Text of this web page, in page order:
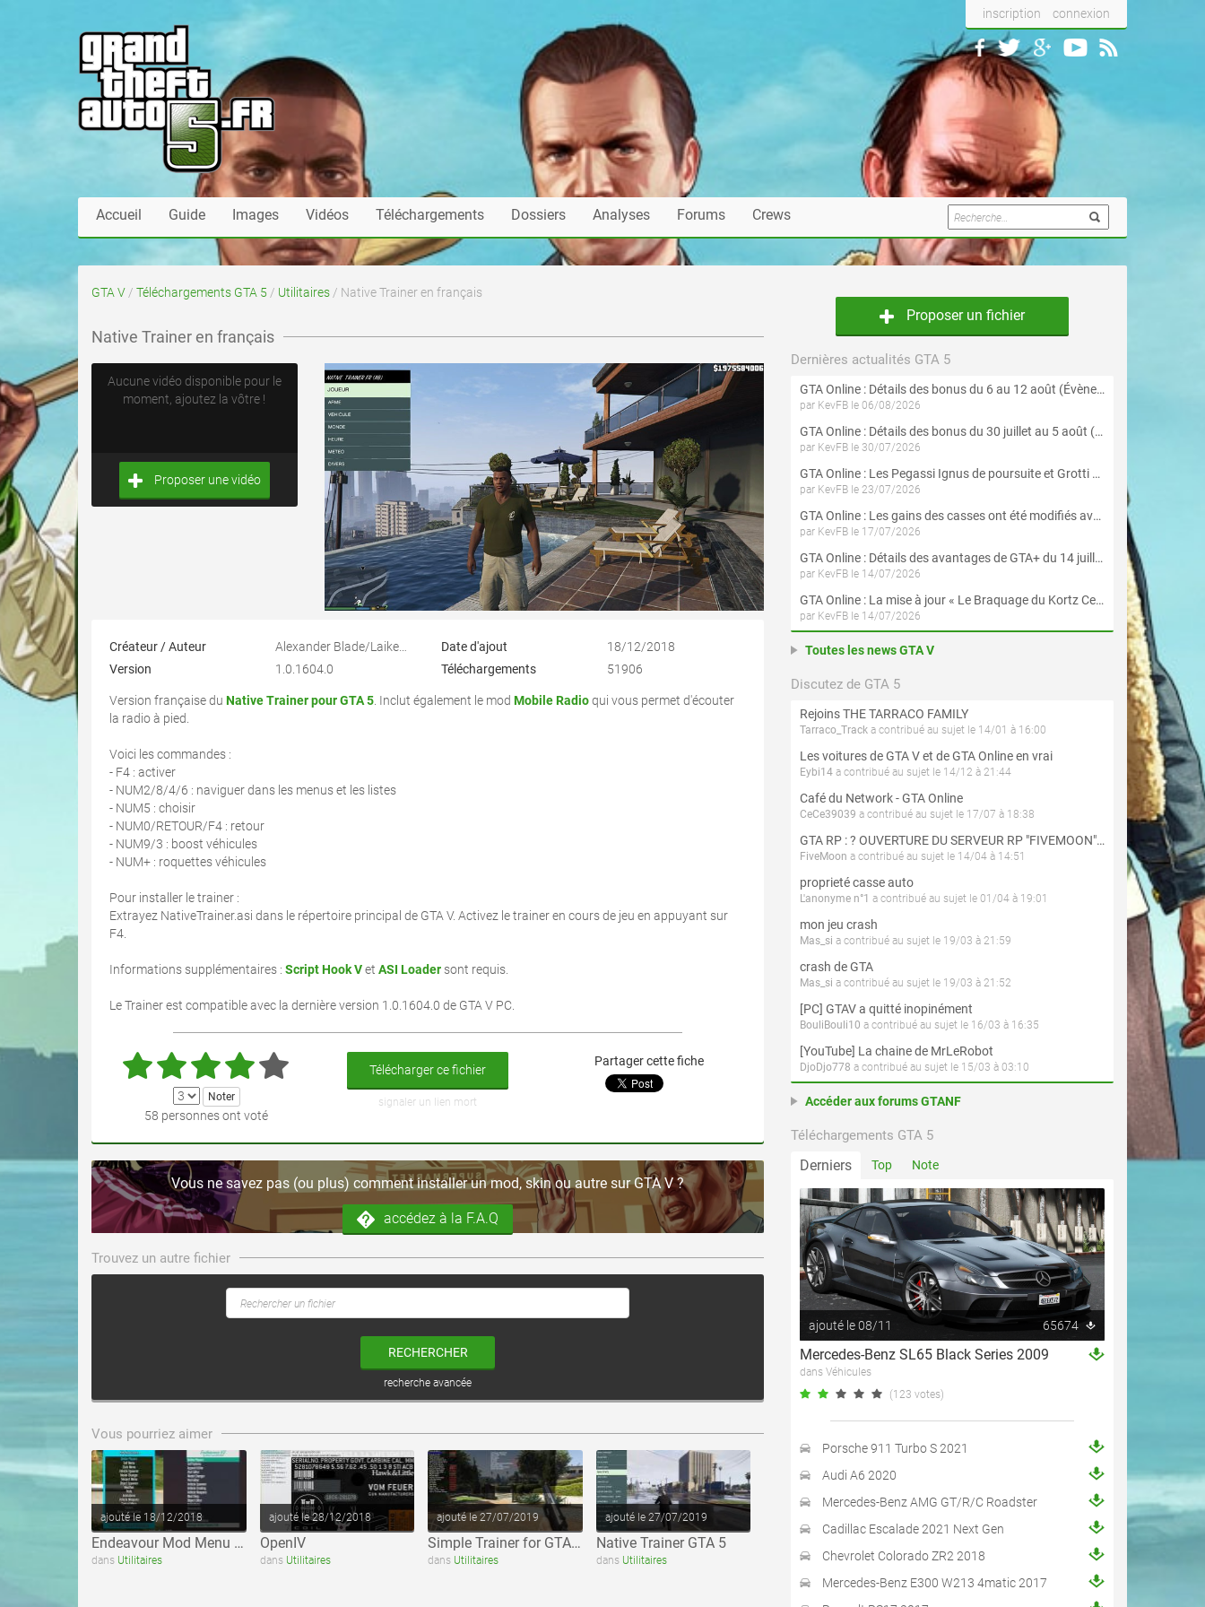
inscription connexion
Accueil Guide Images Vidéos Téléchargements Dossiers Analyses Forums Crews
GTA V / Téléchargements GTA 5 / Utilitaires / Native Trainer en français
Native Trainer en français
Aucune vidéo disponible pour le
moment, ajoutez la vôtre !
Proposer une vidéo
Créateur / Auteur Date d'ajout
18/12/2018
Version
1.0.1604.0 Téléchargements 51906
Version française du Native Trainer pour GTA 5 . Inclut également le mod Mobile Radioqui vous permet d'écouter
la radio à pied.
Voici les commandes :
- F4 : activer
- NUM2/8/4/6 : naviguer dans les menus et les listes
- NUM5 : choisir
- NUM0/RETOUR/F4 : retour
- NUM9/3 : boost véhicules
- NUM+ : roquettes véhicules
Pour installer le trainer :
Extrayez NativeTrainer.asi dans le répertoire principal de GTA V. Activez le trainer en cours de jeu en appuyant sur
F4.
Informations supplémentaires : Script Hook Vet ASI Loader sont requis.
Le Trainer est compatible avec la dernière version 1.0.1604.0 de GTA V PC.
58 personnes ont voté
Télécharger ce fichier
signaler un lien mort
Partager cette fiche
Vous ne savez pas (ou plus) comment installer un mod, skin ou autre sur GTA V ?
accédez à la F.A.Q
Trouvez un autre fichier
RECHERCHER
recherche avancée
Vous pourriez aimer
ajouté le 18/12/2018
Endeavour Mod Menu GTA 5
dans Utilitaires
ajouté le 28/12/2018
OpenIV
dans Utilitaires
ajouté le 27/07/2019
Simple Trainer for GTA V
dans Utilitaires
ajouté le 27/07/2019
Native Trainer GTA 5
dans Utilitaires
Proposer un fichier
Dernières actualités GTA 5
GTA Online : Détails des bonus du 6 au 12 août (Évènement « Braquages de l'été » - Suite et fin)
par KevFB le 06/08/2026
GTA Online : Détails des bonus du 30 juillet au 5 août (Évènement « Braquages d'été »)
par KevFB le 30/07/2026
GTA Online : Les Pegassi Ignus de poursuite et Grotti Veleno GT sont maintenant disponibles
par KevFB le 23/07/2026
GTA Online : Les gains des casses ont été modifiés avec la mise à jour « Le Braquage du Kortz Center »
par KevFB le 17/07/2026
GTA Online : Détails des avantages de GTA+ du 14 juillet au 12 août
par KevFB le 14/07/2026
GTA Online : La mise à jour « Le Braquage du Kortz Center » est maintenant disponible
par KevFB le 14/07/2026
Toutes les news GTA V
Discutez de GTA 5
Rejoins THE TARRACO FAMILY
Tarraco_Track a contribué au sujet le 14/01 à 16:00
Les voitures de GTA V et de GTA Online en vrai
Eybi14 a contribué au sujet le 14/12 à 21:44
Café du Network - GTA Online
CeCe39039 a contribué au sujet le 17/07 à 18:38
GTA RP : ? OUVERTURE DU SERVEUR RP "FIVEMOON"  ACCÈS LIBRE ?
FiveMoon a contribué au sujet le 14/04 à 14:51
proprieté casse auto
L'anonyme n°1 a contribué au sujet le 01/04 à 19:01
mon jeu crash
Mas_si a contribué au sujet le 19/03 à 21:59
crash de GTA
Mas_si a contribué au sujet le 19/03 à 21:52
[PC] GTAV a quitté inopinément
BouliBouli10 a contribué au sujet le 16/03 à 16:35
[YouTube] La chaine de MrLeRobot
DjoDjo778 a contribué au sujet le 15/03 à 03:10
Accéder aux forums GTANF
Téléchargements GTA 5
Derniers Top Note
ajouté le 08/11 65674
Mercedes-Benz SL65 Black Series 2009
dans Véhicules
(123 votes)
Porsche 911 Turbo S 2021
Audi A6 2020
Mercedes-Benz AMG GT/R/C Roadster
Cadillac Escalade 2021 Next Gen
Chevrolet Colorado ZR2 2018
Mercedes-Benz E300 W213 4matic 2017